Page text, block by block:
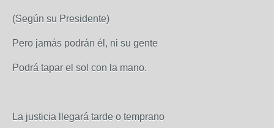
(Según su Presidente)
Pero jamás podrán él, ni su gente
Podrá tapar el sol con la mano.
La justicia llegará tarde o temprano